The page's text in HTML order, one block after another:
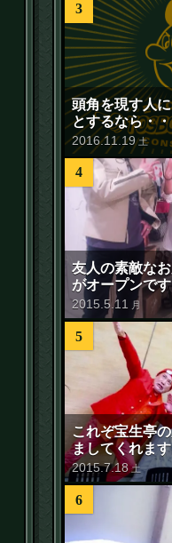
3
頭角を現す人
とするなら・
2016.11.19 土
4
友人の素敵な
がオープンです
2015 5.11 月
5
これぞ宝生亭
ましてくれま
2015.7.18 土
6